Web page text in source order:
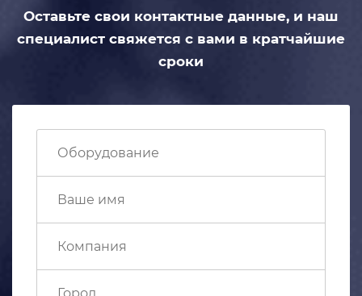
Оставьте свои контактные данные, и наш
специалист свяжется с вами в кратчайшие
сроки